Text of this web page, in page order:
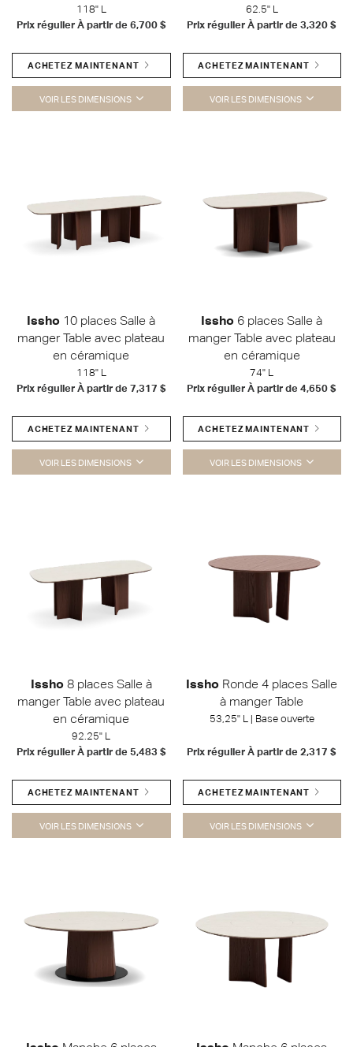
118" L
Prix régulier À partir de 6,700 $
ACHETEZ MAINTENANT
VOIR LES DIMENSIONS
62.5" L
Prix régulier À partir de3,320 $
ACHETEZ MAINTENANT
VOIR LES DIMENSIONS
Issho 10 places Salle à
manger Table avec plateau
en céramique
118" L
Prix régulier À partir de 7,317 $
ACHETEZ MAINTENANT
VOIR LES DIMENSIONS
Issho 6 places Salle à
manger Table avec plateau
en céramique
74" L
Prix régulier À partir de4,650 $
ACHETEZ MAINTENANT
VOIR LES DIMENSIONS
Issho8 places Salle à
manger Table avec plateau
en céramique
92.25" L
Prix régulier À partir de 5,483 $
ACHETEZ MAINTENANT
VOIR LES DIMENSIONS
Issho Ronde 4 places Salle
à manger Table
53,25" L | Base ouverte
Prix régulier À partir de2,317 $
ACHETEZ MAINTENANT
VOIR LES DIMENSIONS